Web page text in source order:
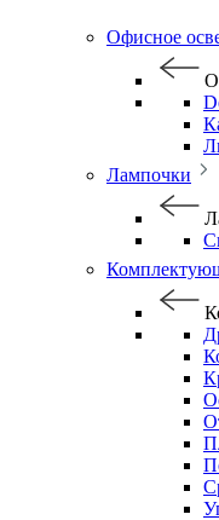
Офисное
Лампочки